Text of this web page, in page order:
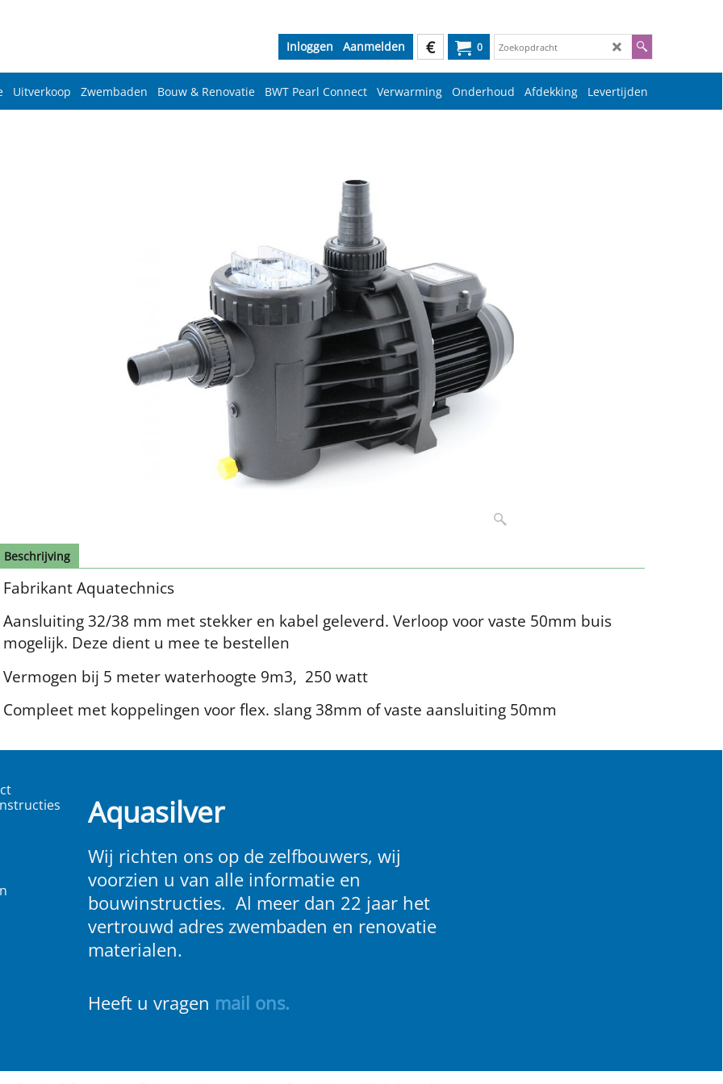
0
€
Inloggen Aanmelden
Uitverkoop Zwembaden Bouw & Renovatie BWT Pearl Connect Verwarming Onderhoud Afdekking Levertijden
Beschrijving
Fabrikant Aquatechnics
Aansluiting 32/38 mm met stekker en kabel geleverd. Verloop voor vaste 50mm buis
mogelijk. Deze dient u mee te bestellen
Vermogen bij 5 meter waterhoogte 9m3, 250 watt
Compleet met koppelingen voor flex. slang 38mm of vaste aansluiting 50mm
Aquasilver
Wij richten ons op de zelfbouwers, wij
voorzien u van alle informatie en
bouwinstructies. Al meer dan 22 jaar het
vertrouwd adres zwembaden en renovatie
materialen.
Heeft u vragen mail ons.